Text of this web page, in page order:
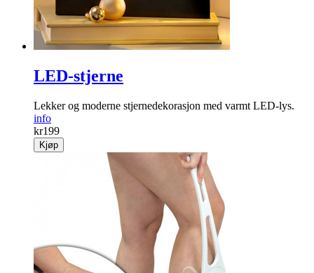
LED-stjerne
Lekker og moderne stjernedekorasjon med varmt LED-lys.
info
kr199
Kjøp